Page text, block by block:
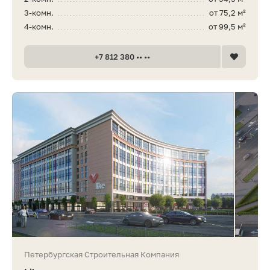
от 75,2 м²
3-комн.
от 99,5 м²
4-комн.
+7 812 380 •• ••
Петербургская Строительная Компания